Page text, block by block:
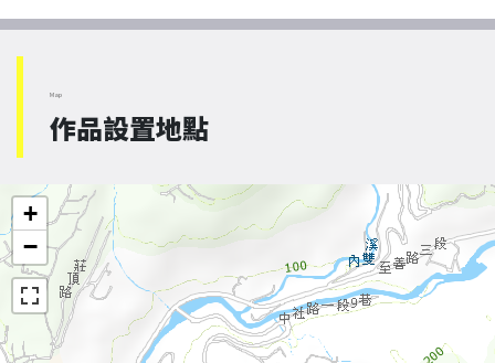
Map
作品設置地點
+
−